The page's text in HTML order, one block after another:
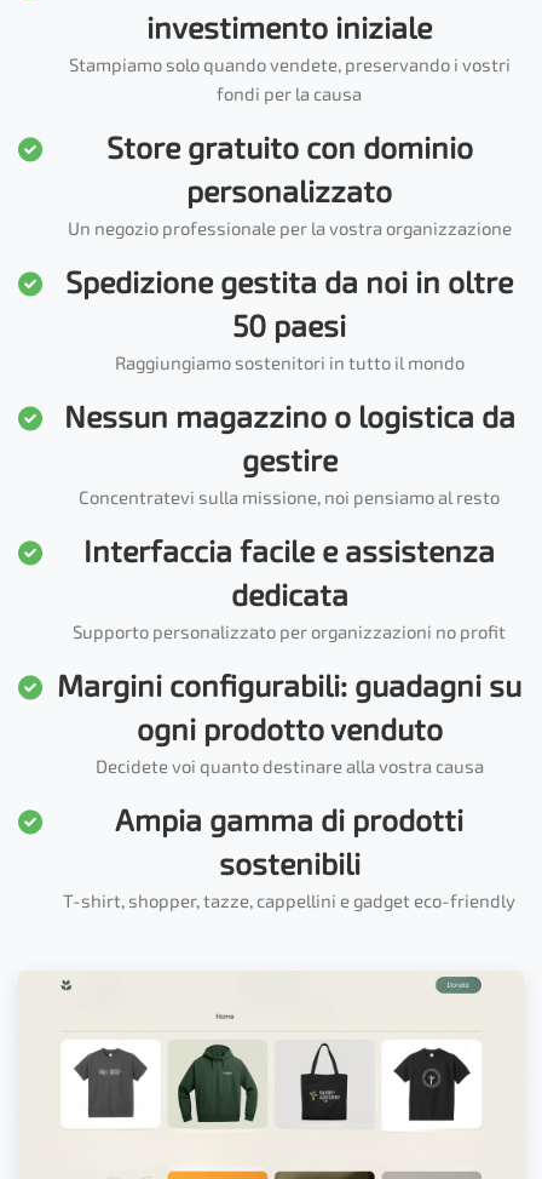
investimento iniziale
Stampiamo solo quando vendete, preservando i vostri
fondi per la causa
Store gratuito con dominio
personalizzato
Un negozio professionale per la vostra organizzazione
Spedizione gestita da noi in oltre
50 paesi
Raggiungiamo sostenitori in tutto il mondo
Nessun magazzino o logistica da
gestire
Concentratevi sulla missione, noi pensiamo al resto
Interfaccia facile e assistenza
dedicata
Supporto personalizzato per organizzazioni no profit
Margini configurabili: guadagni su
ogni prodotto venduto
Decidete voi quanto destinare alla vostra causa
Ampia gamma di prodotti
sostenibili
T-shirt, shopper, tazze, cappellini e gadget eco-friendly